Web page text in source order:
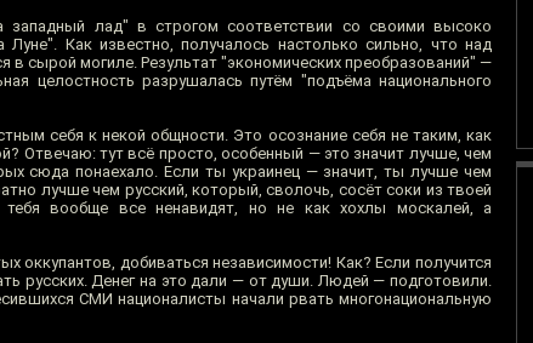
западный лад" в строгом соответствии со своими высоко
Как известно, получалось настолько сильно, что над
сырой могиле. Результат "экономических преобразований" —
целостность разрушалась путём "подъёма национального
себя к некой общности. Это осознание себя не таким, как
Отвечаю: тут всё просто, особенный — это значит лучше, чем
сюда понаехало. Если ты украинец — значит, ты лучше чем
лучше чем русский, который, сволочь, сосёт соки из твоей
вообще все ненавидят, но не как хохлы москалей, а
оккупантов, добиваться независимости! Как? Если получится
русских. Денег на это дали — от души. Людей — подготовили.
СМИ националисты начали рвать многонациональную